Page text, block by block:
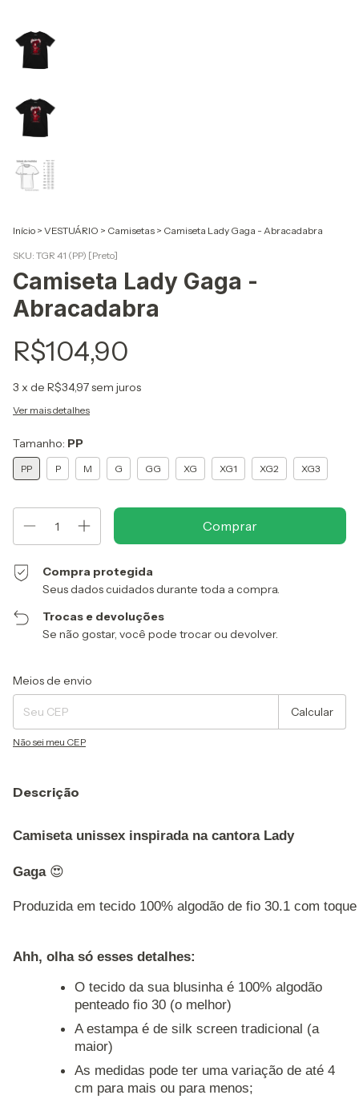
Início > VESTUÁRIO > Camisetas > Camiseta Lady Gaga - Abracadabra
SKU: TGR 41 (PP) [Preto]
Camiseta Lady Gaga -
Abracadabra
R$104,90
3 x de R$34,97sem juros
Ver mais detalhes
Tamanho: PP
PP P M G GG XG XG1 XG2 XG3
Compra protegida
Seus dados cuidados durante toda a compra.
Trocas e devoluções
Se não gostar, você pode trocar ou devolver.
Entregas para o CEP:
Meios de envio
Calcular
Não sei meu CEP
Descrição
Camiseta unissex inspirada na cantora Lady
Gaga 😍
Produzida em tecido 100% algodão de fio 30.1 com
Ahh, olha só esses detalhes:
O tecido da sua blusinha é 100% algodão
penteado fio 30 (o melhor)
A estampa é de silk screen tradicional (a
maior)
As medidas pode ter uma variação de até 4
cm para mais ou para menos;